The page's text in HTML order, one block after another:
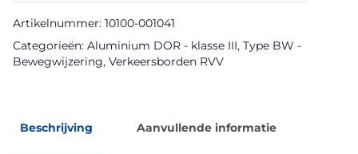
Artikelnummer: 10100-001041
Categorieën: Aluminium DOR - klasse III, Type BW -
Bewegwijzering, Verkeersborden RVV
Beschrijving Aanvullende informatie